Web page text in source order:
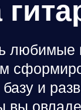
с вами в течение
урок